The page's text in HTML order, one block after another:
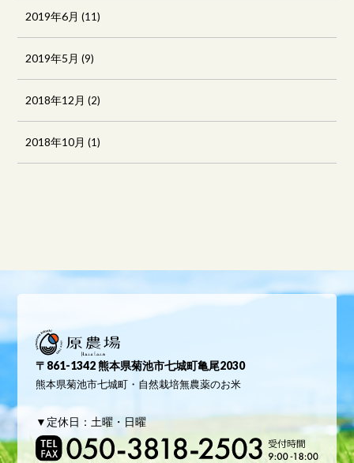
2019年6月 (11)
2019年5月 (9)
2018年12月 (2)
2018年10月 (1)
〒861-1342 熊本県菊池市七城町亀尾2030
熊本県菊池市七城町・自然栽培無農薬のお米
▼定休日：土曜・日曜